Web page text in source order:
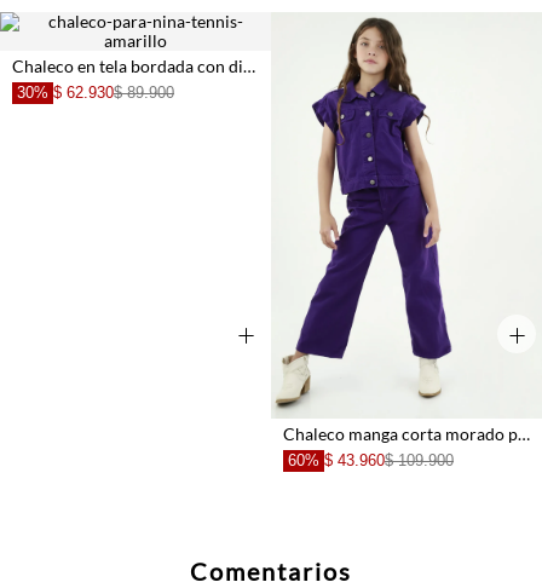
+
Chaleco en tela bordada con diseño de flores para niña
30% $ 62.930$ 89.900
+
Chaleco manga corta morado para niña
60% $ 43.960$ 109.900
Comentarios